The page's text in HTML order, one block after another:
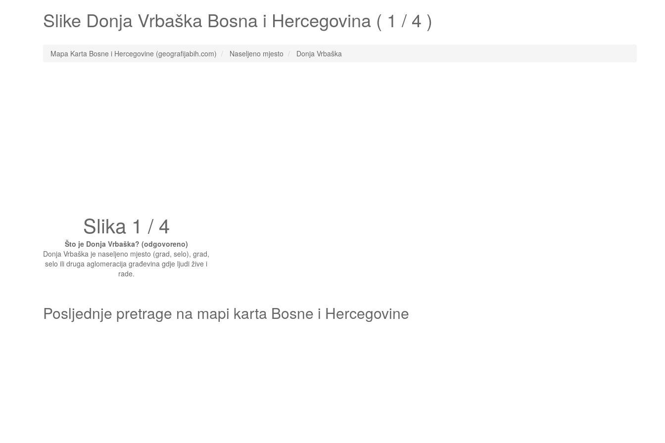
Slike Donja Vrbaška Bosna i Hercegovina ( 1 / 4 )
Mapa Karta Bosne i Hercegovine (geografijabih.com) Naseljeno mjesto Donja Vrbaška
Slika 1 / 4
Što je Donja Vrbaška? (odgovoreno)
Donja Vrbaška je naseljeno mjesto (grad, selo), grad,
selo ili druga aglomeracija građevina gdje ljudi žive i
rade.
Posljednje pretrage na mapi karta Bosne i Hercegovine